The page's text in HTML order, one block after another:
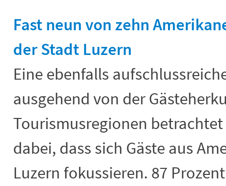
Fast neun von zehn
der Stadt Luzern
Eine ebenfalls
ausgehend von der
Tourismusregionen
dabei, dass sich Gäste aus
Luzern fokussieren. 87